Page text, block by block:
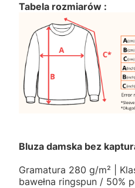
Tabela rozmiarów :
Bluza damska bez
Gramatura 280 g/m² |
bawełna ringspun / 50%